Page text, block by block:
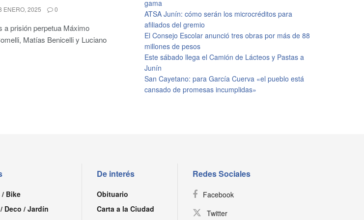
ENERO, 2025 0
a prisión perpetua Máximo
Matías Benicelli y Luciano
gama
ATSA Junín: cómo serán los microcréditos para
afiliados del gremio
El Consejo Escolar anunció tres obras por más de 88
millones de pesos
Este sábado llega el Camión de Lácteos y Pastas a
Junín
San Cayetano: para García Cuerva «el pueblo está
cansado de promesas incumplidas»
Bike
Deco / Jardín
De interés
Obituario
Carta a la Ciudad
Redes Sociales
Facebook
Twitter